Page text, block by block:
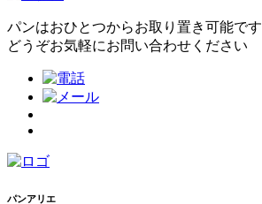
パンはおひとつからお取り置き可能です
どうぞお気軽にお問い合わせください
パンアリエ